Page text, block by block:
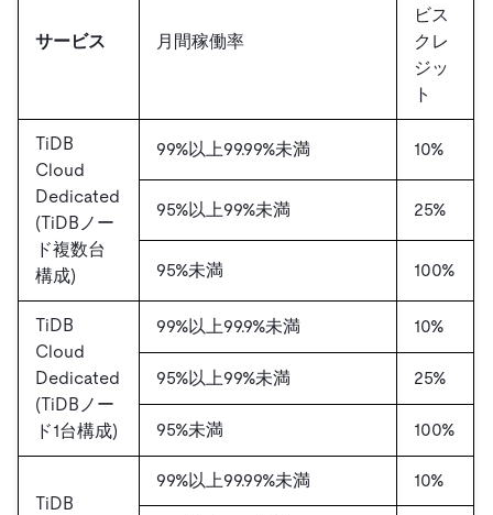
サービス 月間稼働率
ビス
クレ
ジッ
ト
TiDB
Cloud
Dedicated
(TiDBノー
ド複数台
構成)
99%以上99.99%未満 10%
95%以上99%未満 25%
95%未満 100%
TiDB
Cloud
Dedicated
(TiDBノー
ド1台構成)
99%以上99.9%未満 10%
95%以上99%未満 25%
95%未満 100%
TiDB
99%以上99.99%未満 10%